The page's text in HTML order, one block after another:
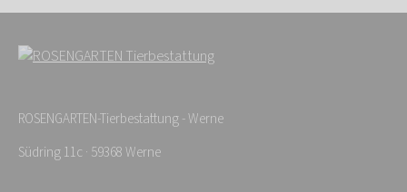
ROSENGARTEN-Tierbestattung - Werne
Südring 11c · 59368 Werne